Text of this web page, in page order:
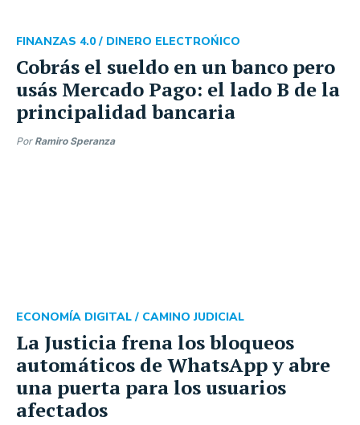
Cobrás el sueldo en un banco pero
usás Mercado Pago: el lado B de la
principalidad bancaria
FINANZAS 4.0 / DINERO ELECTROŃICO
Por Ramiro Speranza
La Justicia frena los bloqueos
automáticos de WhatsApp y abre
una puerta para los usuarios
afectados
ECONOMÍA DIGITAL / CAMINO JUDICIAL